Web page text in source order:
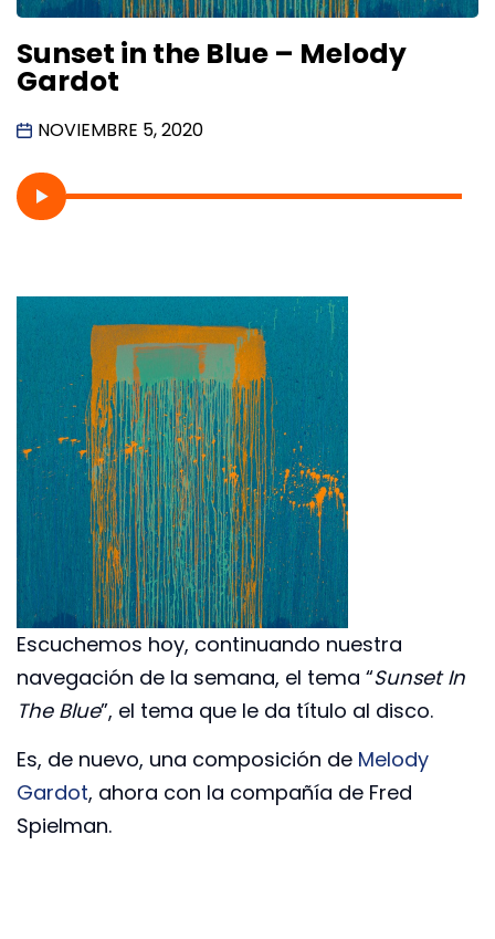
Sunset in the Blue – Melody
Gardot
NOVIEMBRE 5, 2020
Escuchemos hoy, continuando nuestra
navegación de la semana, el tema “Sunset In
The Blue”, el tema que le da título al disco.
Es, de nuevo, una composición de Melody
Gardot, ahora con la compañía de Fred
Spielman.